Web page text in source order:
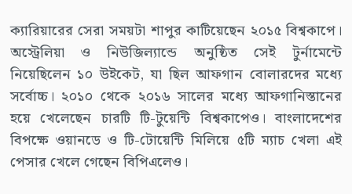
ক্যারিয়ারের সেরা সময়টা শাপুর কাটিয়েছেন ২০১৫ বিশ্বকাপে।
অস্ট্রেলিয়া ও নিউজিল্যান্ডে অনুষ্ঠিত সেই টুর্নামেন্টে
নিয়েছিলেন ১০ উইকেট, যা ছিল আফগান বোলারদের মধ্যে
সর্বোচ্চ। ২০১০ থেকে ২০১৬ সালের মধ্যে আফগানিস্তানের
হয়ে খেলেছেন চারটি টি-টুয়েন্টি বিশ্বকাপেও। বাংলাদেশের
বিপক্ষে ওয়ানডে ও টি-টোয়েন্টি মিলিয়ে ৫টি ম্যাচ খেলা এই
পেসার খেলে গেছেন বিপিএলেও।